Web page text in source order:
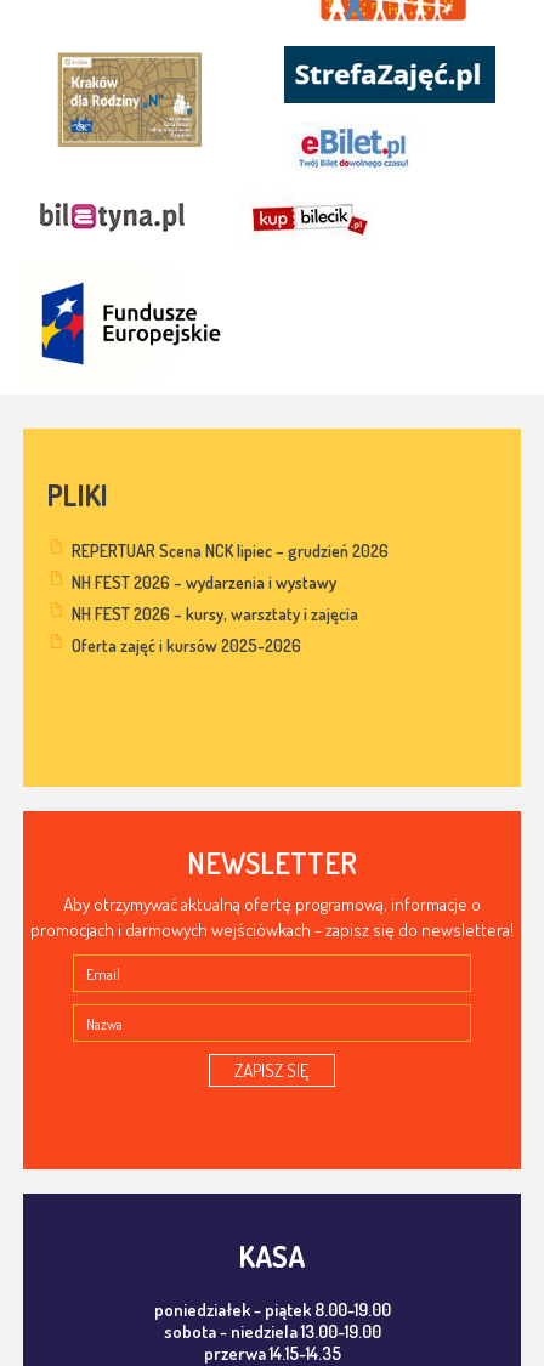
PLIKI
REPERTUAR Scena NCK lipiec – grudzień 2026
NH FEST 2026 – wydarzenia i wystawy
NH FEST 2026 – kursy, warsztaty i zajęcia
Oferta zajęć i kursów 2025-2026
NEWSLETTER
Aby otrzymywać aktualną ofertę programową, informacje o
promocjach i darmowych wejściówkach - zapisz się do newslettera!
ZAPISZ SIĘ
KASA
poniedziałek - piątek 8.00-19.00
sobota - niedziela 13.00-19.00
przerwa 14.15-14.35